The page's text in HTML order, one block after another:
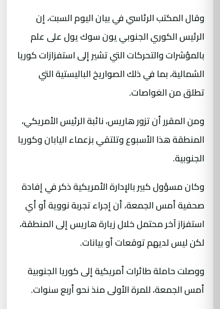
وقال المكتب الرئاسي في بيان اليوم السبت، إن
الرئيس الكوري الجنوبي يون سوك يول على علم
بالمؤشرات والتحركات التي تشير إلى استفزازات كوريا
الشمالية، بما في ذلك الصواريخ الباليستية التي
تطلق من الغواصات.
ومن المقرر أن تزور هاريس، نائبة الرئيس الأمريكي،
المنطقة هذا الأسبوع وتلتقي بزعماء اليابان وكوريا
الجنوبية.
وكان مسؤول كبير بالإدارة الأمريكية ذكر في إفادة
صحفية أمس الجمعة، أن إجراء تجربة نووية أو أي
استفزاز آخر محتمل خلال زيارة هاريس إلى المنطقة،
لكن ليس لديهم توقعات أو بيانات.
ووصلت حاملة طائرات أمريكية إلى كوريا الجنوبية
أمس الجمعة، للمرة الأولى منذ نحو أربع سنوات.